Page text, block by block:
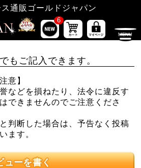
通販ゴールドジャパン
6
もご記入できます。
意】
などを損ねたり、法令に違反す
できませんのでご注意くださ
判断した場合は、予告なく投稿
ます。
ューを書く